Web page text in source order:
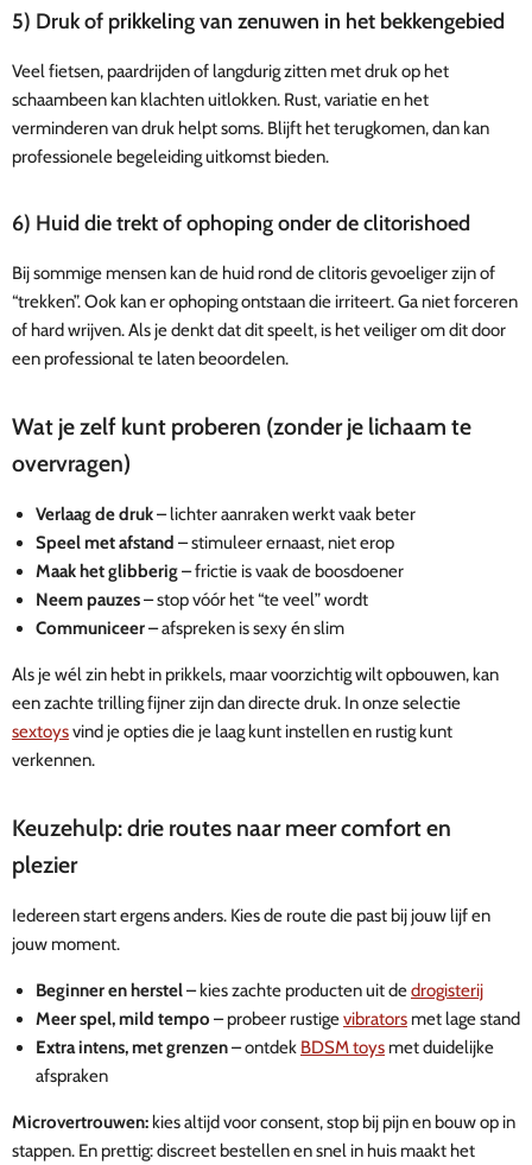
5) Druk of prikkeling van zenuwen in het bekkengebied
Veel fietsen, paardrijden of langdurig zitten met druk op het
schaambeen kan klachten uitlokken. Rust, variatie en het
verminderen van druk helpt soms. Blijft het terugkomen, dan kan
professionele begeleiding uitkomst bieden.
6) Huid die trekt of ophoping onder de clitorishoed
Bij sommige mensen kan de huid rond de clitoris gevoeliger zijn of
“trekken”. Ook kan er ophoping ontstaan die irriteert. Ga niet forceren
of hard wrijven. Als je denkt dat dit speelt, is het veiliger om dit door
een professional te laten beoordelen.
Wat je zelf kunt proberen (zonder je lichaam te
overvragen)
Verlaag de druk– lichter aanraken werkt vaak beter
Speel met afstand – stimuleer ernaast, niet erop
Maak het glibberig– frictie is vaak de boosdoener
Neem pauzes– stop vóór het “te veel” wordt
Communiceer– afspreken is sexy én slim
Als je wél zin hebt in prikkels, maar voorzichtig wilt opbouwen, kan
een zachte trilling fijner zijn dan directe druk. In onze selectie
sextoysvind je opties die je laag kunt instellen en rustig kunt
verkennen.
Keuzehulp: drie routes naar meer comfort en
plezier
Iedereen start ergens anders. Kies de route die past bij jouw lijf en
jouw moment.
Beginner en herstel– kies zachte producten uit dedrogisterij
Meer spel, mild tempo – probeer rustigevibrators met lage stand
Extra intens, met grenzen– ontdek BDSM toys met duidelijke
afspraken
Microvertrouwen: kies altijd voor consent, stop bij pijn en bouw op in
stappen. En prettig: discreet bestellen en snel in huis maakt het